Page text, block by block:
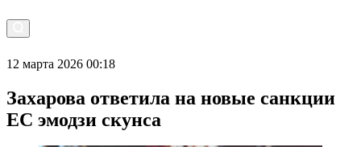
12 марта 2026 00:18
Захарова ответила на новые санкции
ЕС эмодзи скунса